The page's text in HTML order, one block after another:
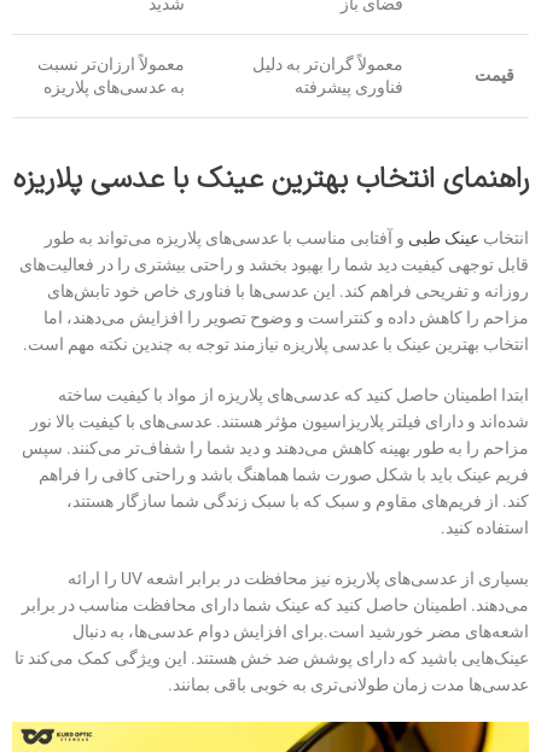
قیمت
معمولاً گران‌تر به دلیل
فناوری پیشرفته
معمولاً ارزان‌تر نسبت
به عدسی‌های پلاریزه
راهنمای انتخاب بهترین عینک با عدسی پلاریزه
انتخاب عینک طبی و آفتابی مناسب با عدسی‌های پلاریزه می‌تواند به طور
قابل توجهی کیفیت دید شما را بهبود بخشد و راحتی بیشتری را در فعالیت‌های
روزانه و تفریحی فراهم کند. این عدسی‌ها با فناوری خاص خود تابش‌های
مزاحم را کاهش داده و کنتراست و وضوح تصویر را افزایش می‌دهند، اما
انتخاب بهترین عینک با عدسی پلاریزه نیازمند توجه به چندین نکته مهم است.
ابتدا اطمینان حاصل کنید که عدسی‌های پلاریزه از مواد با کیفیت ساخته
شده‌اند و دارای فیلتر پلاریزاسیون مؤثر هستند. عدسی‌های با کیفیت بالا نور
مزاحم را به طور بهینه کاهش می‌دهند و دید شما را شفاف‌تر می‌کنند. سپس
فریم عینک باید با شکل صورت شما هماهنگ باشد و راحتی کافی را فراهم
کند. از فریم‌های مقاوم و سبک که با سبک زندگی شما سازگار هستند،
استفاده کنید.
بسیاری از عدسی‌های پلاریزه نیز محافظت در برابر اشعه UV را ارائه
می‌دهند. اطمینان حاصل کنید که عینک شما دارای محافظت مناسب در برابر
اشعه‌های مضر خورشید است.برای افزایش دوام عدسی‌ها، به دنبال
عینک‌هایی باشید که دارای پوشش ضد خش هستند. این ویژگی کمک می‌کند تا
عدسی‌ها مدت زمان طولانی‌تری به خوبی باقی بمانند.